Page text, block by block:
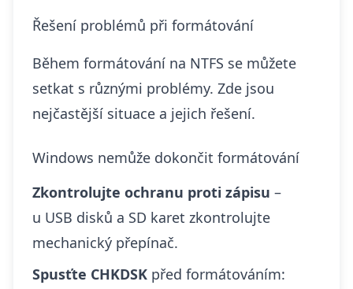
Řešení problémů při formátování
Během formátování na NTFS se můžete
setkat s různými problémy. Zde jsou
nejčastější situace a jejich řešení.
Windows nemůže dokončit formátování
Zkontrolujte ochranu proti zápisu –
u USB disků a SD karet zkontrolujte
mechanický přepínač.
Spusťte CHKDSK před formátováním: